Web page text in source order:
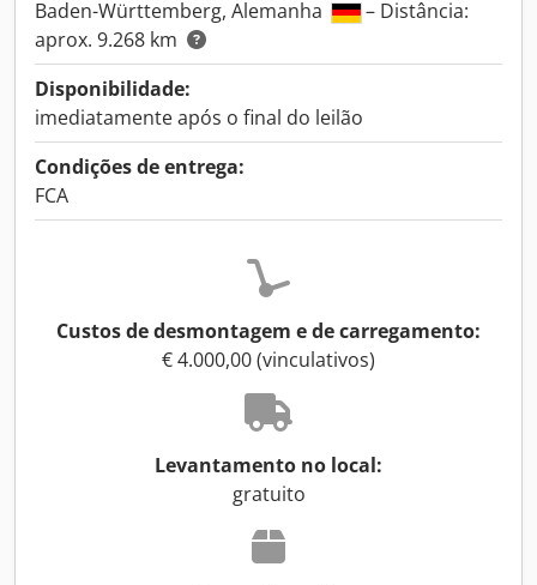
Baden-Württemberg, Alemanha
– Distância:
aprox. 9.268 km
Disponibilidade:
imediatamente após o final do leilão
Condições de entrega:
FCA
Custos de desmontagem e de carregamento:
€ 4.000,00 (vinculativos)
Levantamento no local:
gratuito